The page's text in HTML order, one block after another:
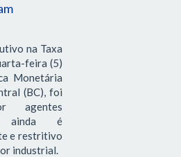
na Taxa
feira (5)
Monetária
(BC), foi
agentes
ainda é
e restritivo
industrial.